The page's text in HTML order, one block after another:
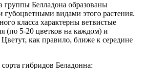
группы Белладона образованы
видами этого растения.
класса характерны ветвистые
(по 5-20 цветков на каждом) и
как правило, ближе к середине
гибридов Беладонна: